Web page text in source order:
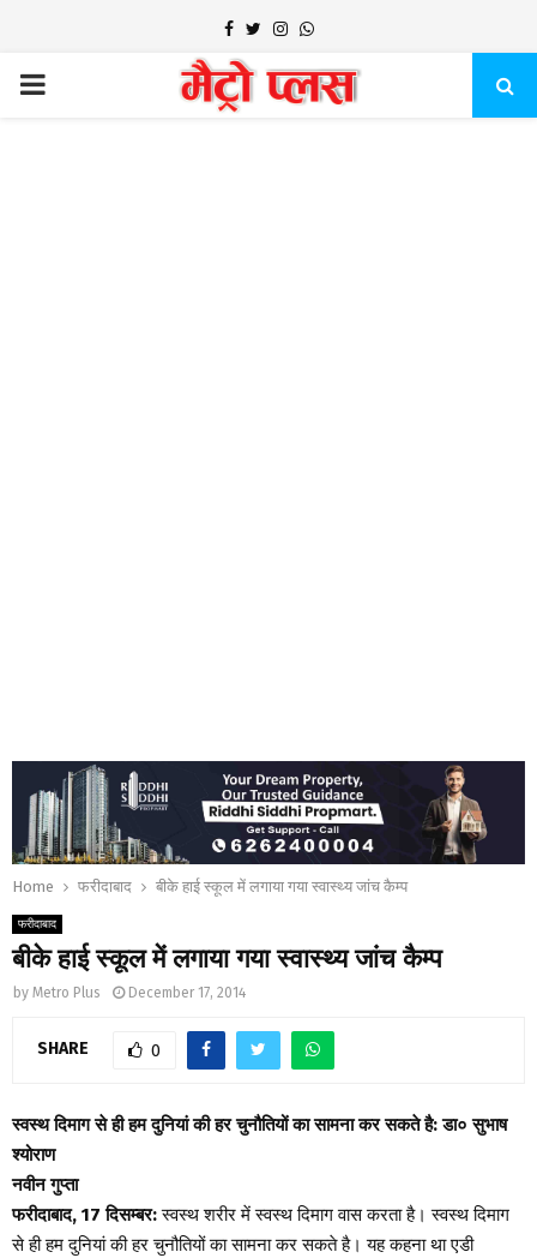
Facebook
TwitterInstagram
Whatsapp
PRIMARY
Home फरीदाबाद बीके हाई स्कूल में लगाया गया स्वास्थ्य जांच कैम्प
फरीदाबाद
बीके हाई स्कूल में लगाया गया स्वास्थ्य जांच कैम्प
by Metro Plus December 17, 2014
SHARE 0
स्वस्थ दिमाग से ही हम दुनियां की हर चुनौतियों का सामना कर सकते है: डा० सुभाष
श्योराण
नवीन गुप्ता
फरीदाबाद, 17 दिसम्बर:स्वस्थ शरीर में स्वस्थ दिमाग वास करता है। स्वस्थ दिमाग
से ही हम दुनियां की हर चुनौतियों का सामना कर सकते है। यह कहना था एडी